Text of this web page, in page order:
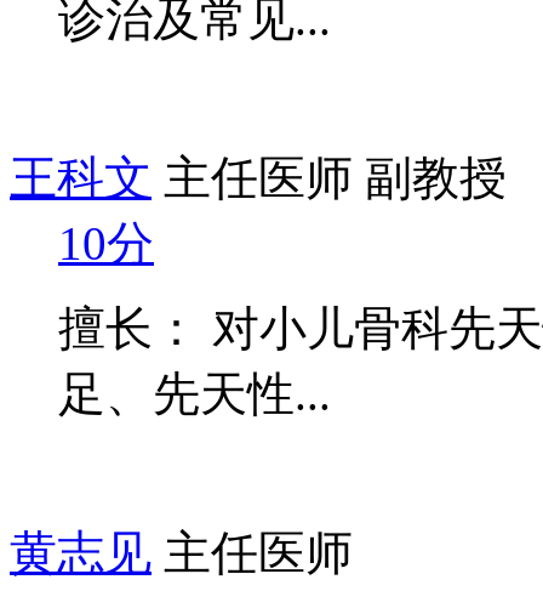
诊治及常见...
王科文 主任医师 副教授
10分
擅长： 对小儿骨科先
足、先天性...
黄志见 主任医师